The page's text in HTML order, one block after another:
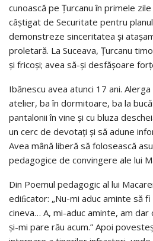
cunoască pe Ţurcanu în primele
câştigat de Securitate pentru
demonstreze sinceritatea şi
proletară. La Suceava, Ţurcanu
şi fricoşi; avea să-şi desfăşoare
Ibănescu avea atunci 17 ani.
atelier, ba în dormitoare, ba la
pantalonii în vine şi cu bluza
un cerc de devotaţi şi să adune
Avea mână liberă să folosească
pedagogice de convingere ale lui
Din Poemul pedagogic al lui
ediﬁcator: „Nu-mi aduc aminte să
cineva… A, mi-aduc aminte, am dar
şi-mi pare rău acum.” Apoi